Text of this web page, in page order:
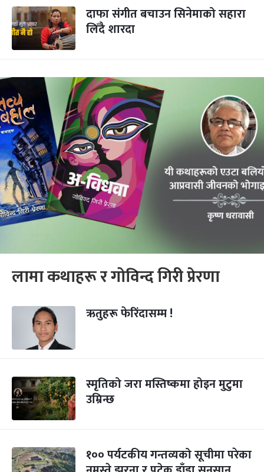
दाफा संगीत बचाउन सिनेमाको सहारा
लिँदै शारदा
लामा कथाहरू र गोविन्द गिरी प्रेरणा
ऋतुहरू फेरिंदासम्म !
स्मृतिको जरा मस्तिष्कमा होइन मुटुमा
उम्रिन्छ
१०० पर्यटकीय गन्तव्यको सूचीमा परेका